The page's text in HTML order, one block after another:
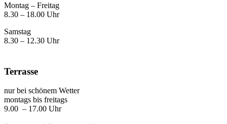
Montag – Freitag
8.30 – 18.00 Uhr
Samstag
8.30 – 12.30 Uhr
Terrasse
nur bei schönem Wetter
montags bis freitags
9.00 – 17.00 Uhr